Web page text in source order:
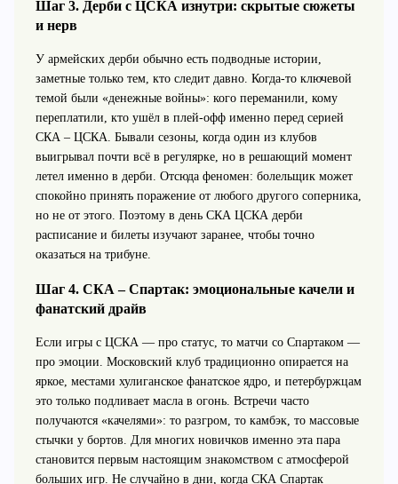
Шаг 3. Дерби с ЦСКА изнутри: скрытые сюжеты
и нерв
У армейских дерби обычно есть подводные истории,
заметные только тем, кто следит давно. Когда‑то ключевой
темой были «денежные войны»: кого переманили, кому
переплатили, кто ушёл в плей‑офф именно перед серией
СКА – ЦСКА. Бывали сезоны, когда один из клубов
выигрывал почти всё в регулярке, но в решающий момент
летел именно в дерби. Отсюда феномен: болельщик может
спокойно принять поражение от любого другого соперника,
но не от этого. Поэтому в день СКА ЦСКА дерби
расписание и билеты изучают заранее, чтобы точно
оказаться на трибуне.
Шаг 4. СКА – Спартак: эмоциональные качели и
фанатский драйв
Если игры с ЦСКА — про статус, то матчи со Спартаком —
про эмоции. Московский клуб традиционно опирается на
яркое, местами хулиганское фанатское ядро, и петербуржцам
это только подливает масла в огонь. Встречи часто
получаются «качелями»: то разгром, то камбэк, то массовые
стычки у бортов. Для многих новичков именно эта пара
становится первым настоящим знакомством с атмосферой
больших игр. Не случайно в дни, когда СКА Спартак